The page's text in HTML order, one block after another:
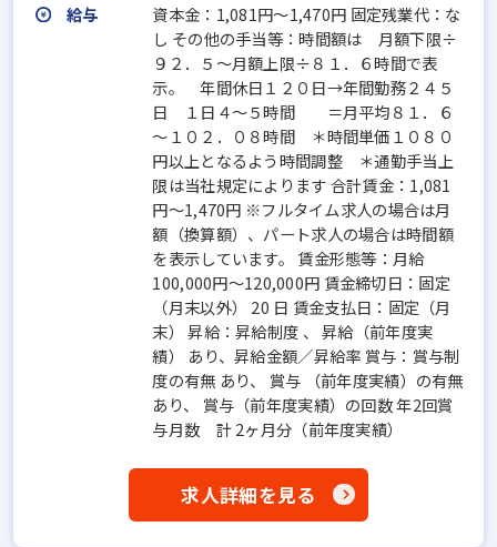
給与
資本金：1,081円〜1,470円 固定残業代：な
し その他の手当等：時間額は 月額下限÷
９２．５～月額上限÷８１．６時間で表
示。 年間休日１２０日→年間勤務２４５
日 １日４～５時間 ＝月平均８１．６
～１０２．０８時間 ＊時間単価１０８０
円以上となるよう時間調整 ＊通勤手当上
限は当社規定によります 合計賃金：1,081
円～1,470円 ※フルタイム求人の場合は月
額（換算額）、パート求人の場合は時間額
を表示しています。 賃金形態等：月給
100,000円～120,000円 賃金締切日：固定
（月末以外） 20 日 賃金支払日：固定（月
末） 昇給：昇給制度 、 昇給（前年度実
績） あり、昇給金額／昇給率 賞与：賞与制
度の有無 あり、 賞与 （前年度実績）の有無
あり、 賞与（前年度実績）の回数 年2回賞
与月数 計 2ヶ月分（前年度実績）
求人詳細を見る